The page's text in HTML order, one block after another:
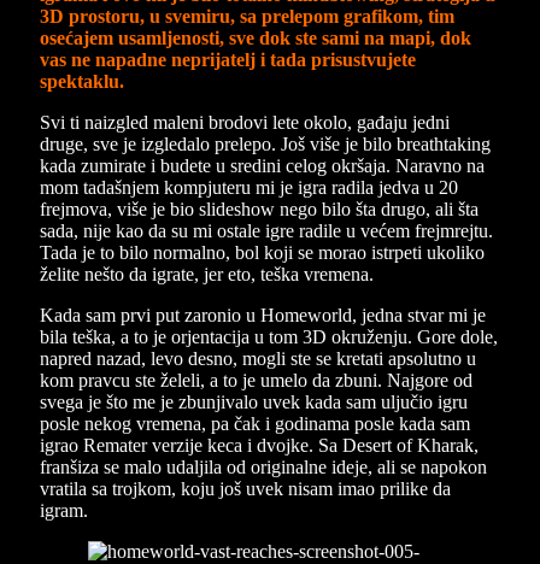
3D prostoru, u svemiru, sa prelepom grafikom, tim
osećajem usamljenosti, sve dok ste sami na mapi, dok
vas ne napadne neprijatelj i tada prisustvujete
spektaklu.
Svi ti naizgled maleni brodovi lete okolo, gađaju jedni
druge, sve je izgledalo prelepo. Još više je bilo breathtaking
kada zumirate i budete u sredini celog okršaja. Naravno na
mom tadašnjem kompjuteru mi je igra radila jedva u 20
frejmova, više je bio slideshow nego bilo šta drugo, ali šta
sada, nije kao da su mi ostale igre radile u većem frejmrejtu.
Tada je to bilo normalno, bol koji se morao istrpeti ukoliko
želite nešto da igrate, jer eto, teška vremena.
Kada sam prvi put zaronio u Homeworld, jedna stvar mi je
bila teška, a to je orjentacija u tom 3D okruženju. Gore dole,
napred nazad, levo desno, mogli ste se kretati apsolutno u
kom pravcu ste želeli, a to je umelo da zbuni. Najgore od
svega je što me je zbunjivalo uvek kada sam uljučio igru
posle nekog vremena, pa čak i godinama posle kada sam
igrao Remater verzije keca i dvojke. Sa Desert of Kharak,
franšiza se malo udaljila od originalne ideje, ali se napokon
vratila sa trojkom, koju još uvek nisam imao prilike da
igram.